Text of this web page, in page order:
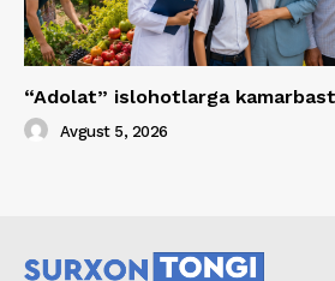
“Adolat” islohotlarga
Avgust 5, 2026